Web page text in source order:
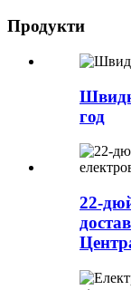
Продукти
год
22-